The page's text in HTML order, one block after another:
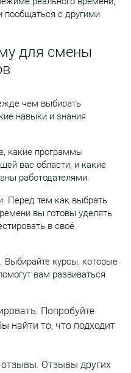
пообщаться с другими
для смены
чем выбирать
навыки и знания
какие программы
вас области, и какие
работодателями.
Перед тем как выбрать
вы готовы уделять
в своё
Выбирайте курсы, которые
вам развиваться
Попробуйте
найти то, что подходит
Отзывы других